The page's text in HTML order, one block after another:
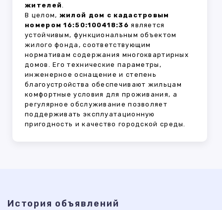
жителей.
В целом, жилой дом с кадастровым
номером 16:50:100418:36 является
устойчивым, функциональным объектом
жилого фонда, соответствующим
нормативам содержания многоквартирных
домов. Его технические параметры,
инженерное оснащение и степень
благоустройства обеспечивают жильцам
комфортные условия для проживания, а
регулярное обслуживание позволяет
поддерживать эксплуатационную
пригодность и качество городской среды.
История объявлений